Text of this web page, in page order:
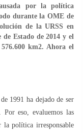
por la política
durante la OME de
de la URSS en
de Estado de 2014 y el
km2. Ahora el
1991 ha dejado de ser
Por eso, evaluemos las
la política irresponsable